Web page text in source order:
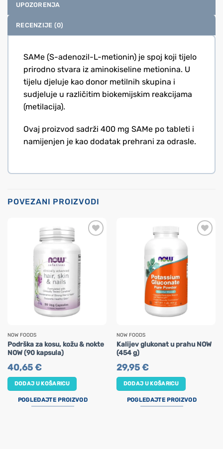
UPOZORENJA
RECENZIJE (0)
SAMe (S-adenozil-L-metionin) je spoj koji tijelo
prirodno stvara iz aminokiseline metionina. U
tijelu djeluje kao donor metilnih skupina i
sudjeluje u različitim biokemijskim reakcijama
(metilacija).
Ovaj proizvod sadrži 400 mg SAMe po tableti i
namijenjen je kao dodatak prehrani za odrasle.
POVEZANI PROIZVODI
NOW FOODS
Podrška za kosu, kožu & nokte
NOW (90 kapsula)
40,65€
DODAJ U KOŠARICU
POGLEDAJTE PROIZVOD
NOW FOODS
Kalijev glukonat u prahu NOW
(454 g)
29,95€
DODAJ U KOŠARICU
POGLEDAJTE PROIZVOD